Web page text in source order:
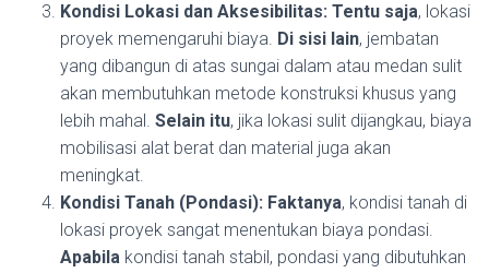
Kondisi Lokasi dan Aksesibilitas: Tentu saja, lokasi
proyek memengaruhi biaya. Di sisi lain, jembatan
yang dibangun di atas sungai dalam atau medan sulit
akan membutuhkan metode konstruksi khusus yang
lebih mahal. Selain itu, jika lokasi sulit dijangkau, biaya
mobilisasi alat berat dan material juga akan
meningkat.
Kondisi Tanah (Pondasi): Faktanya, kondisi tanah di
lokasi proyek sangat menentukan biaya pondasi.
Apabila kondisi tanah stabil, pondasi yang dibutuhkan